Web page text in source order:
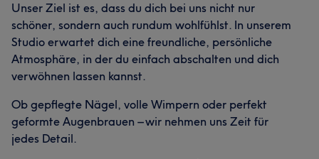
Unser Ziel ist es, dass du dich bei uns nicht nur
schöner, sondern auch rundum wohlfühlst. In unserem
Studio erwartet dich eine freundliche, persönliche
Atmosphäre, in der du einfach abschalten und dich
verwöhnen lassen kannst.
Ob gepflegte Nägel, volle Wimpern oder perfekt
geformte Augenbrauen – wir nehmen uns Zeit für
jedes Detail.